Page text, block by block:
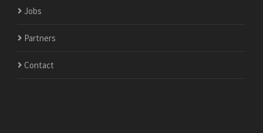
Jobs
Partners
Contact